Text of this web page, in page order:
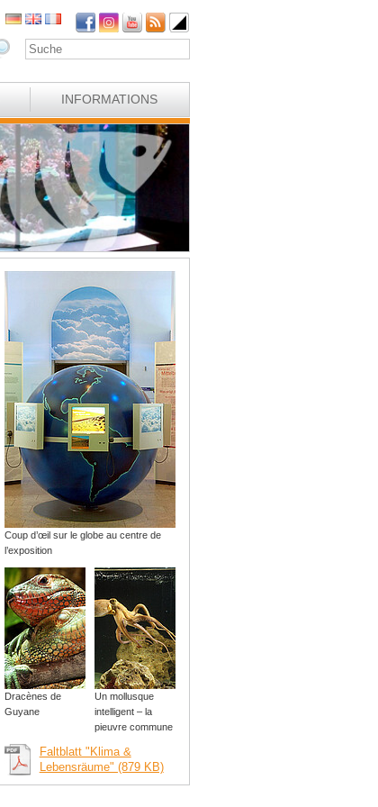
INFORMATIONS
Coup d’œil sur le globe au centre de
l’exposition
Dracènes de
Guyane
Un mollusque
intelligent – la
pieuvre commune
Faltblatt "Klima &
Lebensräume" (879 KB)